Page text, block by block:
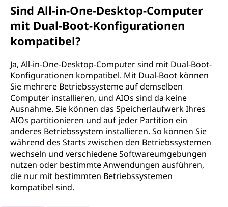
Sind All-in-One-Desktop-Computer
mit Dual-Boot-Konfigurationen
kompatibel?
Ja, All-in-One-Desktop-Computer sind mit Dual-Boot-
Konfigurationen kompatibel. Mit Dual-Boot können
Sie mehrere Betriebssysteme auf demselben
Computer installieren, und AIOs sind da keine
Ausnahme. Sie können das Speicherlaufwerk Ihres
AIOs partitionieren und auf jeder Partition ein
anderes Betriebssystem installieren. So können Sie
während des Starts zwischen den Betriebssystemen
wechseln und verschiedene Softwareumgebungen
nutzen oder bestimmte Anwendungen ausführen,
die nur mit bestimmten Betriebssystemen
kompatibel sind.